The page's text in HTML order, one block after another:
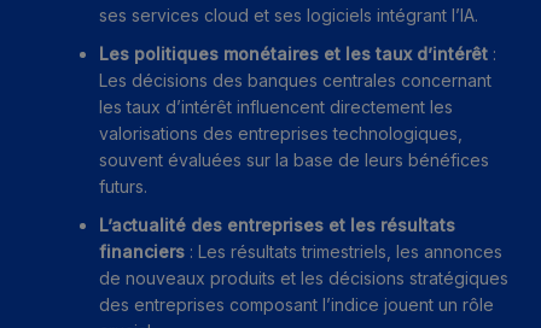
ses services cloud et ses logiciels intégrant l’IA.
Les politiques monétaires et les taux d’intérêt :
Les décisions des banques centrales concernant
les taux d’intérêt influencent directement les
valorisations des entreprises technologiques,
souvent évaluées sur la base de leurs bénéfices
futurs.
L’actualité des entreprises et les résultats
financiers : Les résultats trimestriels, les annonces
de nouveaux produits et les décisions stratégiques
des entreprises composant l’indice jouent un rôle